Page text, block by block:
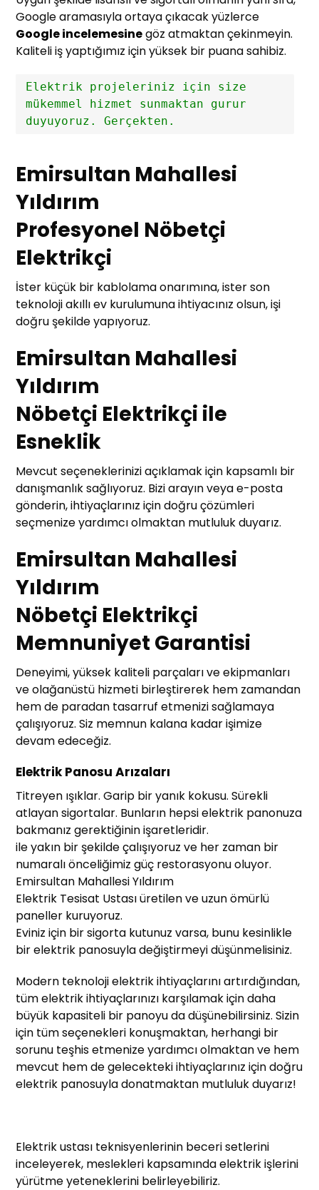
Google aramasıyla ortaya çıkacak yüzlerce
Google incelemesinegöz atmaktan çekinmeyin.
Kaliteli iş yaptığımız için yüksek bir puana sahibiz.
Elektrik projeleriniz için size
mükemmel hizmet sunmaktan gurur
duyuyoruz. Gerçekten.
Emirsultan Mahallesi
Yıldırım
Profesyonel Nöbetçi
Elektrikçi
İster küçük bir kablolama onarımına, ister son
teknoloji akıllı ev kurulumuna ihtiyacınız olsun, işi
doğru şekilde yapıyoruz.
Emirsultan Mahallesi
Yıldırım
Nöbetçi Elektrikçi ile
Esneklik
Mevcut seçeneklerinizi açıklamak için kapsamlı bir
danışmanlık sağlıyoruz. Bizi arayın veya e-posta
gönderin, ihtiyaçlarınız için doğru çözümleri
seçmenize yardımcı olmaktan mutluluk duyarız.
Emirsultan Mahallesi
Yıldırım
Nöbetçi Elektrikçi
Memnuniyet Garantisi
Deneyimi, yüksek kaliteli parçaları ve ekipmanları
ve olağanüstü hizmeti birleştirerek hem zamandan
hem de paradan tasarruf etmenizi sağlamaya
çalışıyoruz. Siz memnun kalana kadar işimize
devam edeceğiz.
Elektrik Panosu Arızaları
Titreyen ışıklar. Garip bir yanık kokusu. Sürekli
atlayan sigortalar. Bunların hepsi elektrik panonuza
bakmanız gerektiğinin işaretleridir.
ile yakın bir şekilde çalışıyoruz ve her zaman bir
numaralı önceliğimiz güç restorasyonu oluyor.
Emirsultan Mahallesi Yıldırım
Elektrik Tesisat Ustası üretilen ve uzun ömürlü
paneller kuruyoruz.
Eviniz için bir sigorta kutunuz varsa, bunu kesinlikle
bir elektrik panosuyla değiştirmeyi düşünmelisiniz.
Modern teknoloji elektrik ihtiyaçlarını artırdığından,
tüm elektrik ihtiyaçlarınızı karşılamak için daha
büyük kapasiteli bir panoyu da düşünebilirsiniz. Sizin
için tüm seçenekleri konuşmaktan, herhangi bir
sorunu teşhis etmenize yardımcı olmaktan ve hem
mevcut hem de gelecekteki ihtiyaçlarınız için doğru
elektrik panosuyla donatmaktan mutluluk duyarız!
Elektrik ustası teknisyenlerinin beceri setlerini
inceleyerek, meslekleri kapsamında elektrik işlerini
yürütme yeteneklerini belirleyebiliriz.